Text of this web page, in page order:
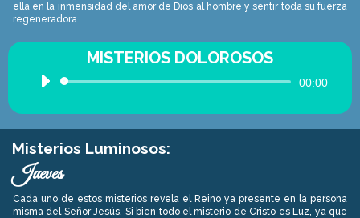
ella en la inmensidad del amor de Dios al hombre y sentir toda su fuerza
regeneradora.
MISTERIOS DOLOROSOS
Reproductor
00:00
Misterios Luminosos:
Jueves
Cada uno de estos misterios revela el Reino ya presente en la persona
misma del Señor Jesús. Si bien todo el misterio de Cristo es Luz, ya que